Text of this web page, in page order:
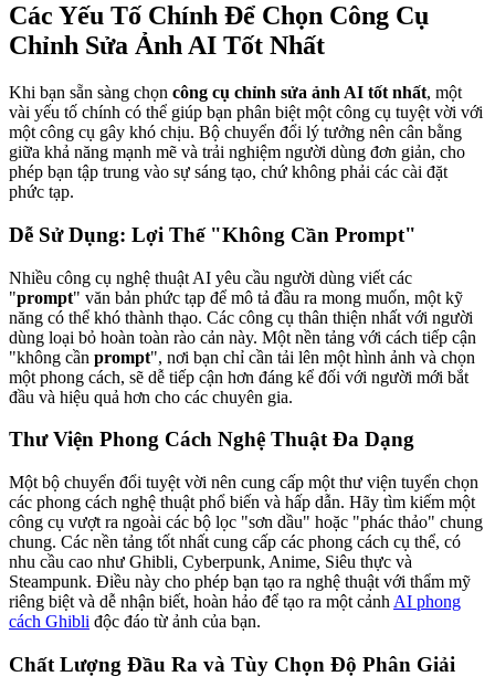
Các Yếu Tố Chính Để Chọn Công Cụ
Chỉnh Sửa Ảnh AI Tốt Nhất
Khi bạn sẵn sàng chọn công cụ chỉnh sửa ảnh AI tốt nhất, một
vài yếu tố chính có thể giúp bạn phân biệt một công cụ tuyệt vời với
một công cụ gây khó chịu. Bộ chuyển đổi lý tưởng nên cân bằng
giữa khả năng mạnh mẽ và trải nghiệm người dùng đơn giản, cho
phép bạn tập trung vào sự sáng tạo, chứ không phải các cài đặt
phức tạp.
Dễ Sử Dụng: Lợi Thế "Không Cần Prompt"
Nhiều công cụ nghệ thuật AI yêu cầu người dùng viết các
"prompt" văn bản phức tạp để mô tả đầu ra mong muốn, một kỹ
năng có thể khó thành thạo. Các công cụ thân thiện nhất với người
dùng loại bỏ hoàn toàn rào cản này. Một nền tảng với cách tiếp cận
"không cần prompt", nơi bạn chỉ cần tải lên một hình ảnh và chọn
một phong cách, sẽ dễ tiếp cận hơn đáng kể đối với người mới bắt
đầu và hiệu quả hơn cho các chuyên gia.
Thư Viện Phong Cách Nghệ Thuật Đa Dạng
Một bộ chuyển đổi tuyệt vời nên cung cấp một thư viện tuyển chọn
các phong cách nghệ thuật phổ biến và hấp dẫn. Hãy tìm kiếm một
công cụ vượt ra ngoài các bộ lọc "sơn dầu" hoặc "phác thảo" chung
chung. Các nền tảng tốt nhất cung cấp các phong cách cụ thể, có
nhu cầu cao như Ghibli, Cyberpunk, Anime, Siêu thực và
Steampunk. Điều này cho phép bạn tạo ra nghệ thuật với thẩm mỹ
riêng biệt và dễ nhận biết, hoàn hảo để tạo ra một cảnh AI phong
cách Ghibli độc đáo từ ảnh của bạn.
Chất Lượng Đầu Ra và Tùy Chọn Độ Phân Giải